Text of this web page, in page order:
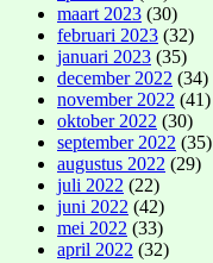
maart 2023 (30)
februari 2023 (32)
januari 2023 (35)
december 2022 (34)
november 2022 (41)
oktober 2022 (30)
september 2022 (35)
augustus 2022 (29)
juli 2022 (22)
juni 2022 (42)
mei 2022 (33)
april 2022 (32)